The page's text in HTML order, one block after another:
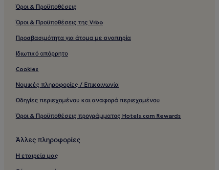
Όροι & Προϋποθέσεις
Όροι & Προϋποθέσεις της Vrbo
Προσβασιμότητα για άτομα με αναπηρία
Ιδιωτικό απόρρητο
Cookies
Νομικές πληροφορίες / Επικοινωνία
Οδηγίες περιεχομένου και αναφορά περιεχομένου
Όροι & Προϋποθέσεις προγράμματος Hotels.com Rewards
Άλλες πληροφορίες
Η εταιρεία μας